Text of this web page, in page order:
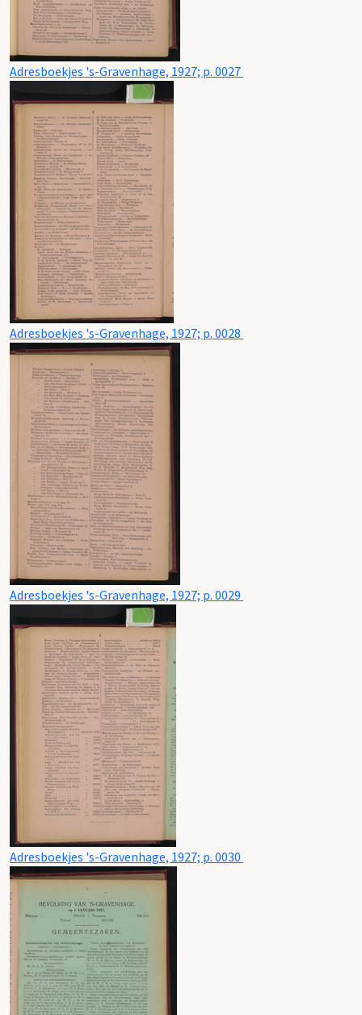
Adresboekjes 's-Gravenhage, 1927; p. 0027
Adresboekjes 's-Gravenhage, 1927; p. 0028
Adresboekjes 's-Gravenhage, 1927; p. 0029
Adresboekjes 's-Gravenhage, 1927; p. 0030